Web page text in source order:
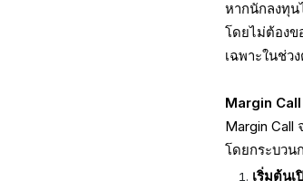
หากนักลงทุน
โดยไม่ต้องข
เฉพาะในช่ว
Margin Call
Margin
โดยกระบว
เริ่มต้น